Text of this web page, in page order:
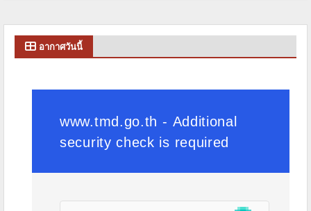
อากาศวันนี้